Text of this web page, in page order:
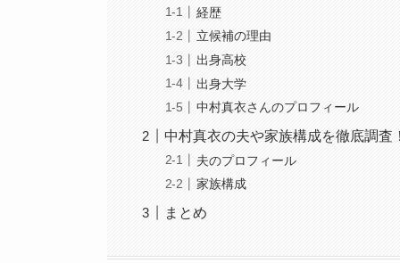
経歴
立候補の理由
出身高校
出身大学
中村真衣さんのプロフィール
中村真衣の夫や家族構成を徹底調査
夫のプロフィール
家族構成
まとめ